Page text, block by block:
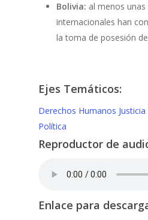
Bolivia: al menos unas
internacionales han
la toma de posesión
Ejes Temáticos:
Derechos Humanos Justicia
Política
Reproductor de
Enlace para